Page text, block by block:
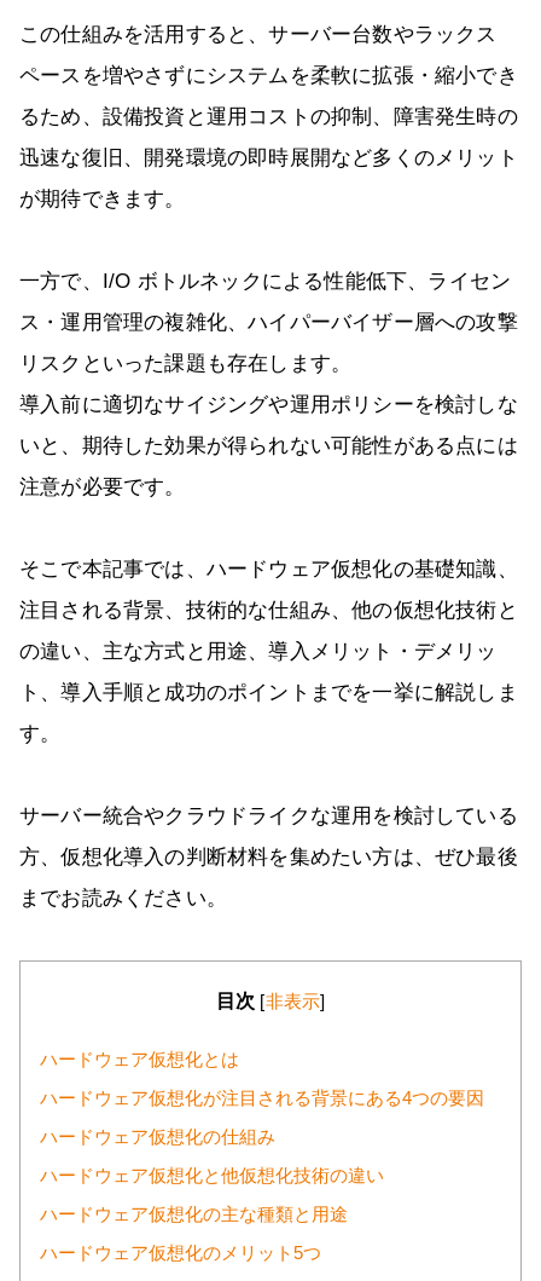
この仕組みを活用すると、サーバー台数やラックス
ペースを増やさずにシステムを柔軟に拡張・縮小でき
るため、設備投資と運用コストの抑制、障害発生時の
迅速な復旧、開発環境の即時展開など多くのメリット
が期待できます。
一方で、I/O ボトルネックによる性能低下、ライセン
ス・運用管理の複雑化、ハイパーバイザー層への攻撃
リスクといった課題も存在します。
導入前に適切なサイジングや運用ポリシーを検討しな
いと、期待した効果が得られない可能性がある点には
注意が必要です。
そこで本記事では、ハードウェア仮想化の基礎知識、
注目される背景、技術的な仕組み、他の仮想化技術と
の違い、主な方式と用途、導入メリット・デメリッ
ト、導入手順と成功のポイントまでを一挙に解説しま
す。
サーバー統合やクラウドライクな運用を検討している
方、仮想化導入の判断材料を集めたい方は、ぜひ最後
までお読みください。
目次 [非表示]
ハードウェア仮想化とは
ハードウェア仮想化が注目される背景にある4つの要因
ハードウェア仮想化の仕組み
ハードウェア仮想化と他仮想化技術の違い
ハードウェア仮想化の主な種類と用途
ハードウェア仮想化のメリット5つ